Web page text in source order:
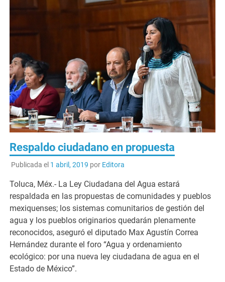
Respaldo ciudadano en propuesta
Publicada el 1 abril, 2019 por Editora
Toluca, Méx.- La Ley Ciudadana del Agua estará
respaldada en las propuestas de comunidades y pueblos
mexiquenses; los sistemas comunitarios de gestión del
agua y los pueblos originarios quedarán plenamente
reconocidos, aseguró el diputado Max Agustín Correa
Hernández durante el foro “Agua y ordenamiento
ecológico: por una nueva ley ciudadana de agua en el
Estado de México”.